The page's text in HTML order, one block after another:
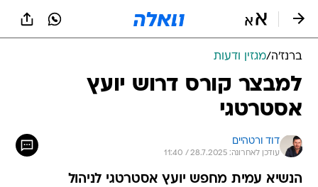
ברנז'ה/מגזין ודעות
למבצר קורס דרוש יועץ
אסטרטגי
דוד ורטהיים
עודכן לאחרונה: 28.7.2025 / 11:40
הנשיא עמית מחפש יועץ אסטרטגי לניהול